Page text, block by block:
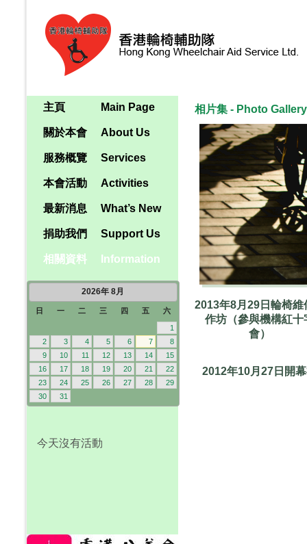
主頁 Main Page
關於本會 About Us
服務概覽 Services
本會活動 Activities
最新消息 What’s New
捐助我們 Support Us
相關資料 Information
2026年 8月
日 一 二 三 四 五 六
1
2
3 4 5 6 7
8
9
10 11 12 13 14
15
16
17 18 19 20 21
22
23
24 25 26 27 28
29
30
31
今天沒有活動
相片集 - Photo Gallery
2013年8月29日輪椅維
作坊（參與機構紅十
會）
2012年10月27日開